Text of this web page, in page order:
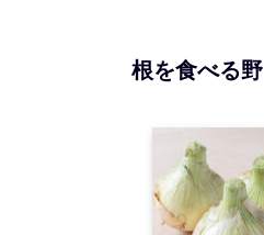
根を食べる野